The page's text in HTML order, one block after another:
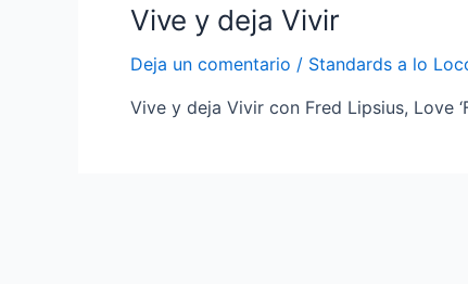
Vive y deja Vivir
Deja un comentario / Standards a lo
Vive y deja Vivir con Fred Lipsius, Love